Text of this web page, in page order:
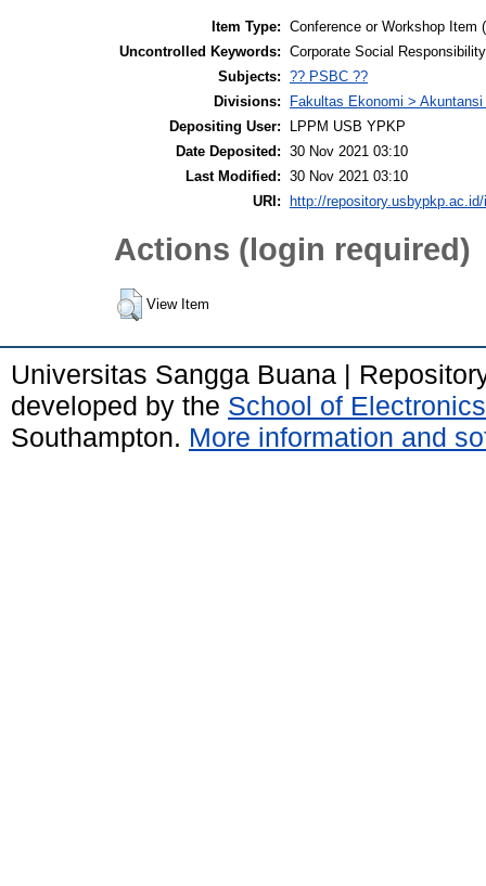
Item Type: Conference or Workshop Item
Uncontrolled Keywords: Corporate Social
Subjects: ?? PSBC ??
Divisions:
Fakultas Ekonomi > Akuntansi
Depositing User:
LPPM USB YPKP
Date Deposited: 30 Nov 2021 03:10
Last Modified: 30 Nov 2021 03:10
URI:
http://
Actions (login required)
View Item
Universitas Sangga Buana |
developed by the School of
Southampton. More information and